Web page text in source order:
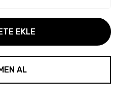
EKLE
AL